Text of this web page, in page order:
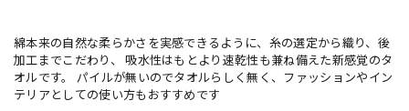
綿本来の自然な柔らかさを実感できるように、糸の選定から織り、後
加工までこだわり、 吸水性はもとより速乾性も兼ね備えた新感覚のタ
オルです。 パイルが無いのでタオルらしく無く、ファッションやイン
テリアとしての使い方もおすすめです